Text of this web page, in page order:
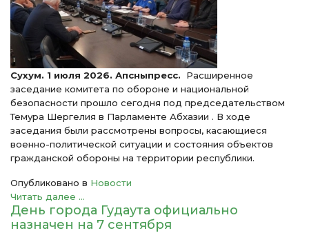
Сухум. 1 июля 2026. Апсныпресс.
Расширенное
заседание комитета по обороне и национальной
безопасности прошло сегодня под председательством
Темура Шергелия в Парламенте Абхазии . В ходе
заседания были рассмотрены вопросы, касающиеся
военно-политической ситуации и состояния объектов
гражданской обороны на территории республики.
Опубликовано в Новости
Читать далее ...
День города Гудаута официально
назначен на 7 сентября